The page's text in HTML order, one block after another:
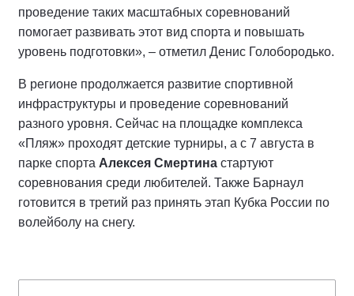
проведение таких масштабных соревнований
помогает развивать этот вид спорта и повышать
уровень подготовки», – отметил Денис Голобородько.
В регионе продолжается развитие спортивной
инфраструктуры и проведение соревнований
разного уровня. Сейчас на площадке комплекса
«Пляж» проходят детские турниры, а с 7 августа в
парке спорта Алексея Смертина стартуют
соревнования среди любителей. Также Барнаул
готовится в третий раз принять этап Кубка России по
волейболу на снегу.